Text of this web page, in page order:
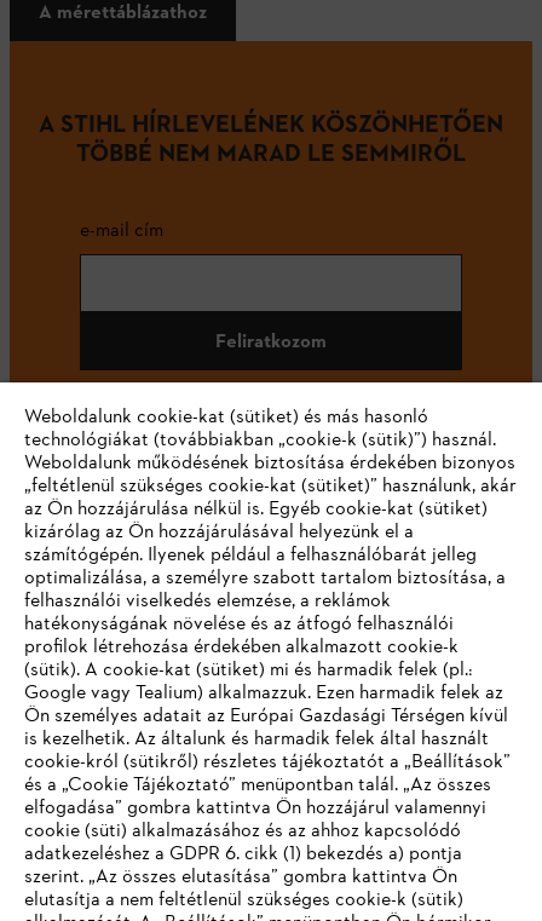
A mérettáblázathoz
A STIHL HÍRLEVELÉNEK KÖSZÖNHETŐEN
TÖBBÉ NEM MARAD LE SEMMIRŐL
e-mail cím
Feliratkozom
#STIHL
Vállalat
STIHL GYIK
Szerviz
IHR BROWSER WIRD NICHT
UNTERSTÜTZT
Weboldalunk cookie-kat (sütiket) és más hasonló
technológiákat (továbbiakban „cookie-k (sütik)”) használ.
Weboldalunk működésének biztosítása érdekében bizonyos
„feltétlenül szükséges cookie-kat (sütiket)” használunk, akár
az Ön hozzájárulása nélkül is. Egyéb cookie-kat (sütiket)
kizárólag az Ön hozzájárulásával helyezünk el a
számítógépén. Ilyenek például a felhasználóbarát jelleg
optimalizálása, a személyre szabott tartalom biztosítása, a
felhasználói viselkedés elemzése, a reklámok
hatékonyságának növelése és az átfogó felhasználói
profilok létrehozása érdekében alkalmazott cookie-k
(sütik). A cookie-kat (sütiket) mi és harmadik felek (pl.:
Google vagy Tealium) alkalmazzuk. Ezen harmadik felek az
Ön személyes adatait az Európai Gazdasági Térségen kívül
is kezelhetik. Az általunk és harmadik felek által használt
cookie-król (sütikről) részletes tájékoztatót a „Beállítások”
és a „Cookie Tájékoztató” menüpontban talál. „Az összes
elfogadása” gombra kattintva Ön hozzájárul valamennyi
cookie (süti) alkalmazásához és az ahhoz kapcsolódó
adatkezeléshez a GDPR 6. cikk (1) bekezdés a) pontja
szerint. „Az összes elutasítása” gombra kattintva Ön
elutasítja a nem feltétlenül szükséges cookie-k (sütik)